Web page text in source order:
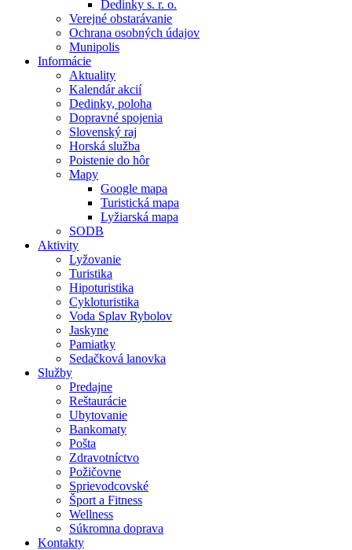
Dedinky s. r. o.
Verejné obstarávanie
Ochrana osobných údajov
Munipolis
Informácie
Aktuality
Kalendár akcií
Dedinky, poloha
Dopravné spojenia
Slovenský raj
Horská služba
Poistenie do hôr
Mapy
Google mapa
Turistická mapa
Lyžiarská mapa
SODB
Aktivity
Lyžovanie
Turistika
Hipoturistika
Cykloturistika
Voda Splav Rybolov
Jaskyne
Pamiatky
Sedačková lanovka
Služby
Predajne
Reštaurácie
Ubytovanie
Bankomaty
Pošta
Zdravotníctvo
Požičovne
Sprievodcovské
Šport a Fitness
Wellness
Súkromna doprava
Kontakty